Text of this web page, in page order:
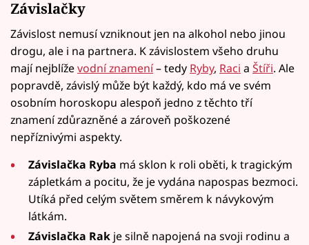
Závislačky
Závislost nemusí vzniknout jen na alkohol nebo jinou
drogu, ale i na partnera. K závislostem všeho druhu
mají nejblíževodní znamení– tedy Ryby, Raci a Štíři. Ale
popravdě, závislý může být každý, kdo má ve svém
osobním horoskopu alespoň jedno z těchto tří
znamení zdůrazněné a zároveň poškozené
nepříznivými aspekty.
Závislačka Ryba má sklon k roli oběti, k tragickým
zápletkám a pocitu, že je vydána napospas bezmoci.
Utíká před celým světem směrem k návykovým
látkám.
Závislačka Rak je silně napojená na svoji rodinu a